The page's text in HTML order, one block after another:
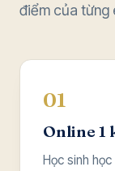
điểm của từng
01
Online 1
Học sinh